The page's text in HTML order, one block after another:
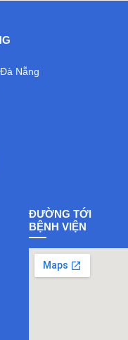
Nẵng
ĐƯỜNG TỚI
BỆNH VIỆN